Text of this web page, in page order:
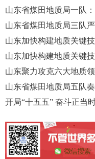
山东省煤田地质局三队
山东加快构建地质关键
山东聚力攻克六大地质
山东省煤田地质局五队